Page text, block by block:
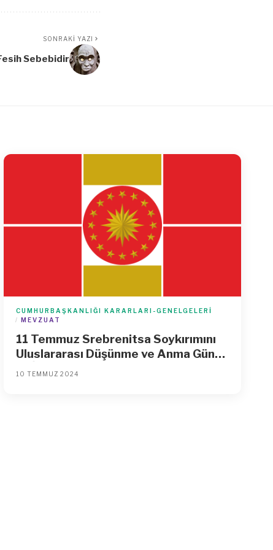
SONRAKI YAZI
Sebebidir
CUMHURBAŞKANLIĞI KARARLARI-GENELGELERI
MEVZUAT
11 Temmuz Srebrenitsa Soykırımını
Uluslararası Düşünme ve Anma Günü
ile İlgili 2024/8 Sayılı
10 TEMMUZ 2024